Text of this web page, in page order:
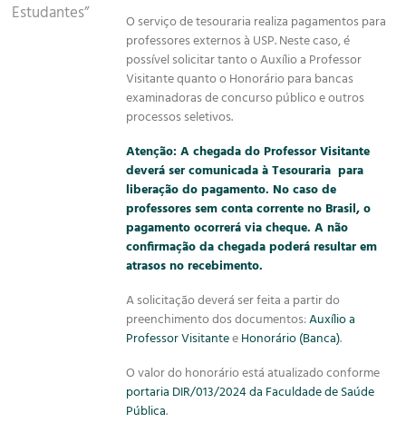
O serviço de tesouraria realiza pagamentos para
professores externos à USP. Neste caso, é
possível solicitar tanto o Auxílio a Professor
Visitante quanto o Honorário para bancas
examinadoras de concurso público e outros
processos seletivos.
Atenção: A chegada do Professor Visitante
deverá ser comunicada àTesourariapara
liberação do pagamento. No caso de
professores sem conta corrente no Brasil, o
pagamento ocorrerá via cheque. A não
confirmação da chegada poderá resultar em
atrasos no recebimento.
A solicitação deverá ser feita a partir do
preenchimento dos documentos:Auxílio a
Professor VisitanteeHonorário (Banca).
O valor do honorário está atualizado conforme
portaria DIR/013/2024 da Faculdade de Saúde
Pública.
Estudantes”